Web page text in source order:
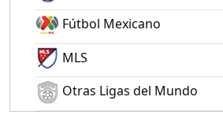
Fútbol Mexicano
MLS
Otras Ligas del Mundo